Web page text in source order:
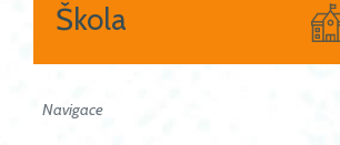
Škola
Navigace